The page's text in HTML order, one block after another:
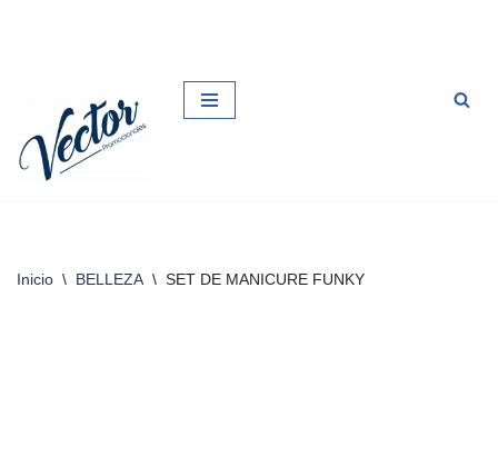
contenido
Inicio \ BELLEZA \ SET DE MANICURE FUNKY